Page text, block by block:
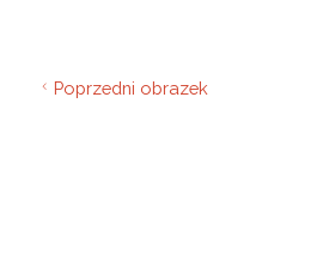
Poprzedni obrazek